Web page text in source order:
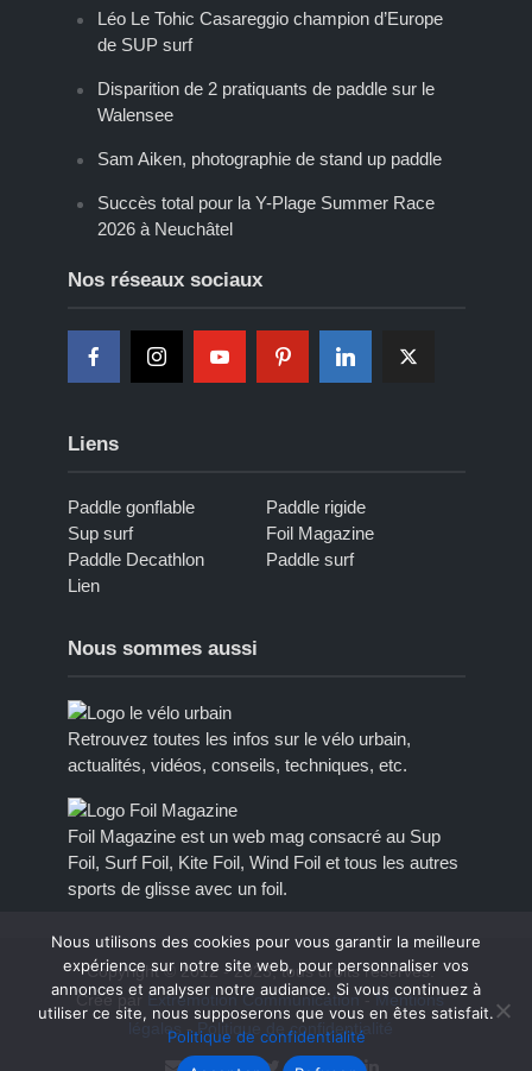
Léo Le Tohic Casareggio champion d’Europe
de SUP surf
Disparition de 2 pratiquants de paddle sur le
Walensee
Sam Aiken, photographie de stand up paddle
Succès total pour la Y-Plage Summer Race
2026 à Neuchâtel
Nos réseaux sociaux
Liens
Paddle gonflable
Paddle rigide
Sup surf
Foil Magazine
Paddle Decathlon
Paddle surf
Lien
Nous sommes aussi
Retrouvez toutes les infos sur le vélo urbain,
actualités, vidéos, conseils, techniques, etc.
Foil Magazine est un web mag consacré au Sup
Foil, Surf Foil, Kite Foil, Wind Foil et tous les autres
sports de glisse avec un foil.
Copyright © 2012 - 2023, tous droits réservés.
Créé par Extremotion Communication-Mentions
légales
-Politique de confidentialité
Nous utilisons des cookies pour vous garantir la meilleure
expérience sur notre site web, pour personnaliser vos
annonces et analyser notre audiance. Si vous continuez à
utiliser ce site, nous supposerons que vous en êtes satisfait.
Politique de confidentialité